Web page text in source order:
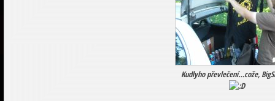
Kudlyho převlečení…cože,